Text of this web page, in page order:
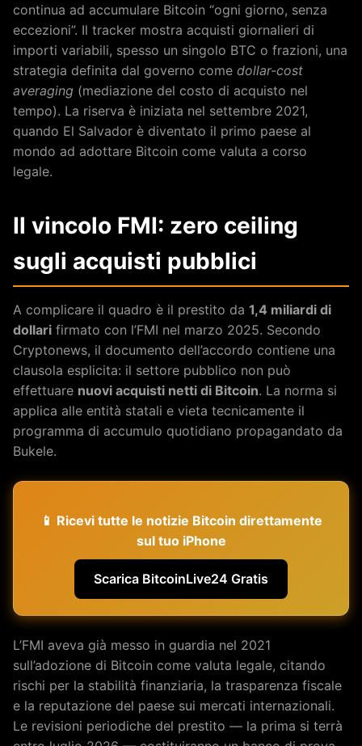
continua ad accumulare Bitcoin “ogni giorno, senza
eccezioni”. Il tracker mostra acquisti giornalieri di
importi variabili, spesso un singolo BTC o frazioni, una
strategia definita dal governo come dollar-cost
averaging (mediazione del costo di acquisto nel
tempo). La riserva è iniziata nel settembre 2021,
quando El Salvador è diventato il primo paese al
mondo ad adottare Bitcoin come valuta a corso
legale.
Il vincolo FMI: zero ceiling
sugli acquisti pubblici
A complicare il quadro è il prestito da 1,4 miliardi di
dollari firmato con l’FMI nel marzo 2025. Secondo
Cryptonews, il documento dell’accordo contiene una
clausola esplicita: il settore pubblico non può
effettuare nuovi acquisti netti di Bitcoin. La norma si
applica alle entità statali e vieta tecnicamente il
programma di accumulo quotidiano propagandato da
Bukele.
📱 Ricevi tutte le notizie Bitcoin direttamente
sul tuo iPhone
Scarica BitcoinLive24 Gratis
L’FMI aveva già messo in guardia nel 2021
sull’adozione di Bitcoin come valuta legale, citando
rischi per la stabilità finanziaria, la trasparenza fiscale
e la reputazione del paese sui mercati internazionali.
Le revisioni periodiche del prestito — la prima si terrà